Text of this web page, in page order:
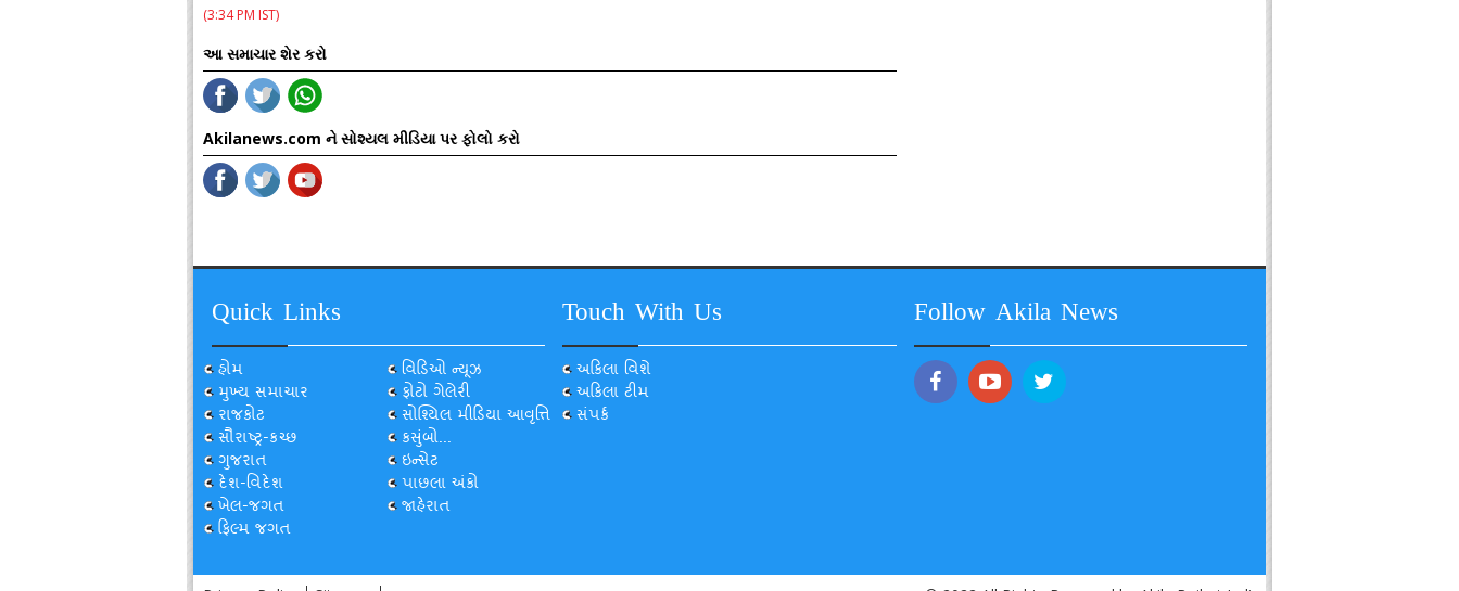
(3:34 PM IST)
આ સમાચાર શેર કરો
Akilanews.com ને સોશ્યલ મીડિયા પર ફોલો કરો
Quick Links
હોમ
મુખ્ય સમાચાર
રાજકોટ
સૌરાષ્ટ્ર-કચ્છ
ગુજરાત
દેશ-વિદેશ
ખેલ-જગત
ફિલ્મ જગત
વિડિઓ ન્યૂઝ
ફોટો ગેલેરી
સોશ્યિલ મીડિયા આવૃત્તિ
કસુંબો...
ઇન્સેટ
પાછલા અંકો
જાહેરાત
Touch With Us
અકિલા વિશે
અકિલા ટીમ
સંપર્ક
Follow Akila News